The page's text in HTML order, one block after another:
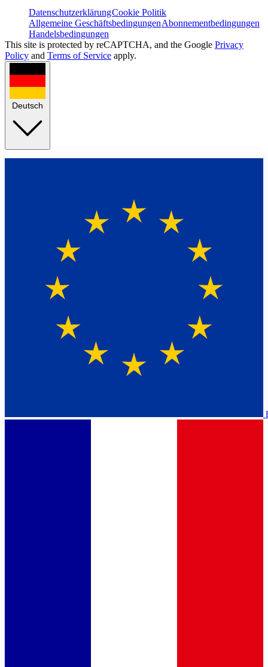
DatenschutzerklärungCookie Politik
Allgemeine GeschäftsbedingungenAbonnementbedingungen
Handelsbedingungen
This site is protected by reCAPTCHA, and the Google Privacy
Policy and Terms of Service apply.
Deutsch